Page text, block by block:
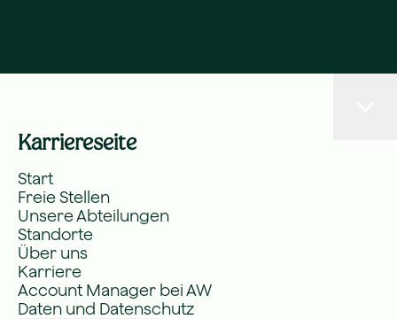
Karriereseite
Start
Freie Stellen
Unsere Abteilungen
Standorte
Über uns
Karriere
Account Manager bei AW
Daten und Datenschutz